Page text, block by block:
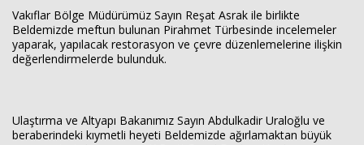
Vakıflar Bölge Müdürümüz Sayın Reşat Asrak ile birlikte
Beldemizde meftun bulunan Pirahmet Türbesinde incelemeler
yaparak, yapılacak restorasyon ve çevre düzenlemelerine ilişkin
değerlendirmelerde bulunduk.
Ulaştırma ve Altyapı Bakanımız Sayın Abdulkadir Uraloğlu ve
beraberindeki kıymetli heyeti Beldemizde ağırlamaktan büyük